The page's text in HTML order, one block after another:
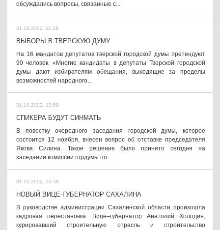
обсуждались вопросы, связанные с...
31.10.2002, 11:29
ВЫБОРЫ В ТВЕРСКУЮ ДУМУ
На 16 мандатов депутатов тверской городской думы претендуют
90 человек. «Многие кандидаты в депутаты Тверской городской
думы дают избирателям обещания, выходящие за пределы
возможностей народного...
31.10.2002, 10:59
СПИКЕРА БУДУТ СИНМАТЬ
В повестку очередного заседания городской думы, которое
состоится 12 ноября, внесен вопрос об отставке председателя
Якова Силина. Такое решение было принято сегодня на
заседании комиссии гордумы по...
31.10.2002, 10:58
НОВЫЙ ВИЦЕ-ГУБЕРНАТОР САХАЛИНА
В руководстве администрации Сахалинской области произошла
кадровая перестановка. Вице–губернатор Анатолий Холодин,
курировавший строительную отрасль и строительство